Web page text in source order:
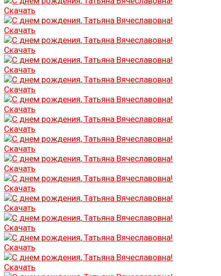
Скачать
Скачать
Скачать
Скачать
Скачать
Скачать
Скачать
Скачать
Скачать
Скачать
Скачать
Скачать
Скачать
Скачать